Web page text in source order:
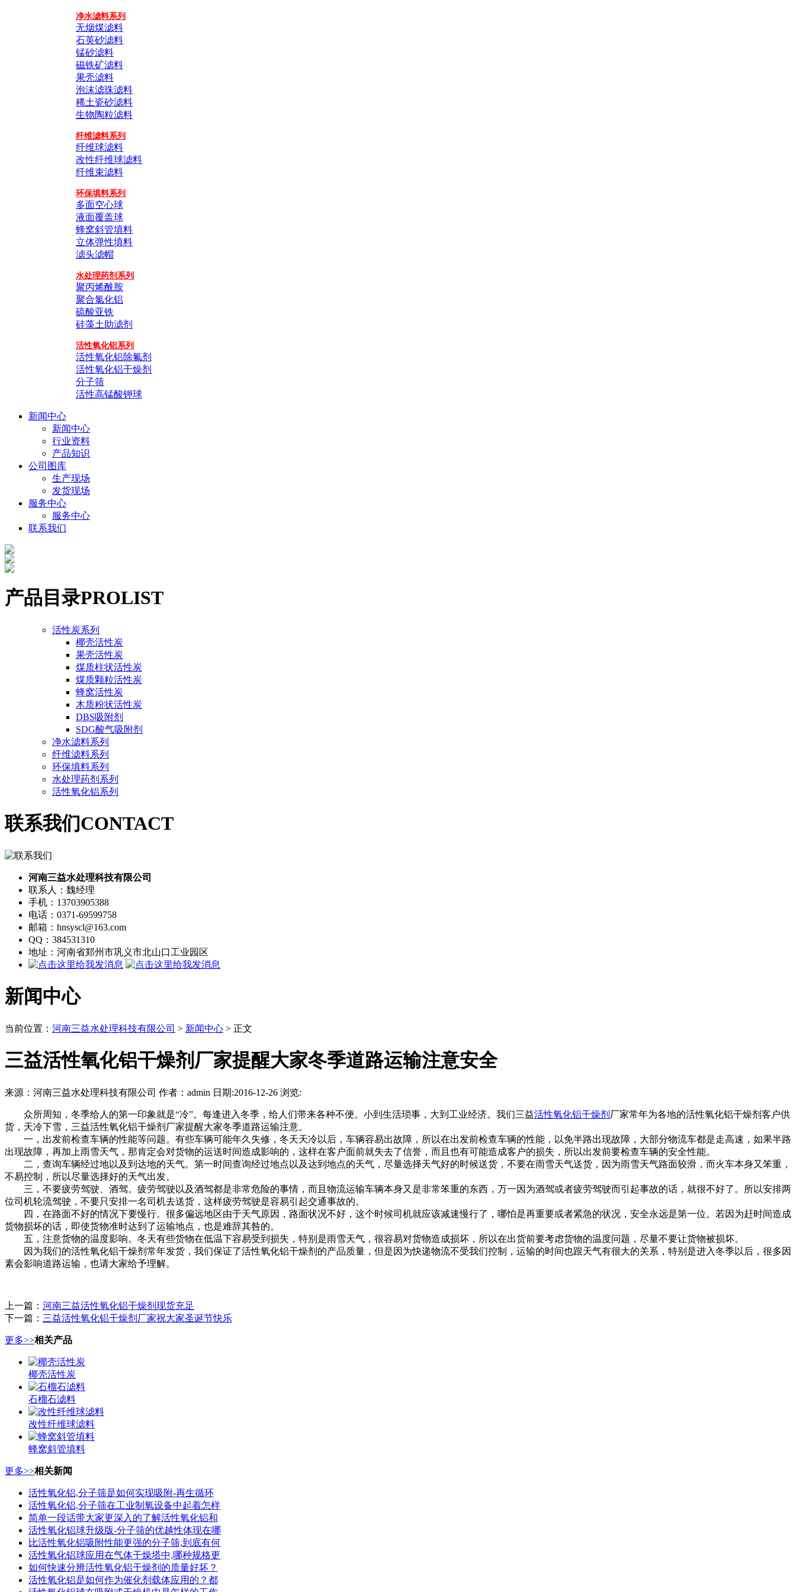
净水滤料系列
无烟煤滤料
石英砂滤料
锰砂滤料
磁铁矿滤料
果壳滤料
泡沫滤珠滤料
稀土瓷砂滤料
生物陶粒滤料
纤维滤料系列
纤维球滤料
改性纤维球滤料
纤维束滤料
环保填料系列
多面空心球
液面覆盖球
蜂窝斜管填料
立体弹性填料
滤头滤帽
水处理药剂系列
聚丙烯酰胺
聚合氯化铝
硫酸亚铁
硅藻土助滤剂
活性氧化铝系列
活性氧化铝除氟剂
活性氧化铝干燥剂
分子筛
活性高锰酸钾球
新闻中心
新闻中心
行业资料
产品知识
公司图库
生产现场
发货现场
服务中心
服务中心
联系我们
产品目录PROLIST
活性炭系列
椰壳活性炭
果壳活性炭
煤质柱状活性炭
煤质颗粒活性炭
蜂窝活性炭
木质粉状活性炭
DBS吸附剂
SDG酸气吸附剂
净水滤料系列
纤维滤料系列
环保填料系列
水处理药剂系列
活性氧化铝系列
联系我们CONTACT
河南三益水处理科技有限公司
联系人：魏经理
手机：13703905388
电话：0371-69599758
邮箱：hnsyscl@163.com
QQ：384531310
地址：河南省郑州市巩义市北山口工业园区
新闻中心
当前位置： 河南三益水处理科技有限公司 > 新闻中心 > 正文
三益活性氧化铝干燥剂厂家提醒大家冬季道路运输注意安全
来源：河南三益水处理科技有限公司 作者：admin 日期:2016-12-26 浏览:
众所周知，冬季给人的第一印象就是“冷”。每逢进入冬季，给人们带来各种不便。小到生活琐事，大到工业经济。我们三益活性氧化铝干燥剂 厂家常年为各地的活性氧化铝干燥剂客户供
货，天冷下雪，三益活性氧化铝干燥剂厂家提醒大家冬季道路运输注意。
一，出发前检查车辆的性能等问题。有些车辆可能年久失修，冬天天冷以后，车辆容易出故障，所以在出发前检查车辆的性能，以免半路出现故障，大部分物流车都是走高速，如果半路
出现故障，再加上雨雪天气，那肯定会对货物的运送时间造成影响的，这样在客户面前就失去了信誉，而且也有可能造成客户的损失，所以出发前要检查车辆的安全性能。
二，查询车辆经过地以及到达地的天气。第一时间查询经过地点以及达到地点的天气，尽量选择天气好的时候送货，不要在雨雪天气送货，因为雨雪天气路面较滑，而火车本身又笨重，
不易控制，所以尽量选择好的天气出发。
三，不要疲劳驾驶、酒驾。疲劳驾驶以及酒驾都是非常危险的事情，而且物流运输车辆本身又是非常笨重的东西，万一因为酒驾或者疲劳驾驶而引起事故的话，就很不好了。所以安排两
位司机轮流驾驶，不要只安排一名司机去送货，这样疲劳驾驶是容易引起交通事故的。
四，在路面不好的情况下要慢行。很多偏远地区由于天气原因，路面状况不好，这个时候司机就应该减速慢行了，哪怕是再重要或者紧急的状况，安全永远是第一位。若因为赶时间造成
货物损坏的话，即使货物准时达到了运输地点，也是难辞其咎的。
五，注意货物的温度影响。冬天有些货物在低温下容易受到损失，特别是雨雪天气，很容易对货物造成损坏，所以在出货前要考虑货物的温度问题，尽量不要让货物被损坏。
因为我们的活性氧化铝干燥剂常年发货，我们保证了活性氧化铝干燥剂的产品质量，但是因为快递物流不受我们控制，运输的时间也跟天气有很大的关系，特别是进入冬季以后，很多因
素会影响道路运输，也请大家给予理解。
上一篇： 河南三益活性氧化铝干燥剂现货充足
下一篇： 三益活性氧化铝干燥剂厂家祝大家圣诞节快乐
更多>>相关产品
椰壳活性炭
石榴石滤料
改性纤维球滤料
蜂窝斜管填料
更多>>相关新闻
活性氧化铝,分子筛是如何实现吸附-再生循环
活性氧化铝,分子筛在工业制氧设备中起着怎样
简单一段话带大家更深入的了解活性氧化铝和
活性氧化铝球升级版-分子筛的优越性体现在哪
比活性氧化铝吸附性能更强的分子筛,到底有何
活性氧化铝球应用在气体干燥塔中,哪种规格更
如何快速分辨活性氧化铝干燥剂的质量好坏？
活性氧化铝是如何作为催化剂载体应用的？都